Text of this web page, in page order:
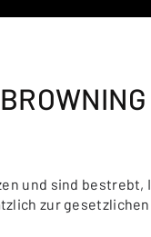
und sind
zur